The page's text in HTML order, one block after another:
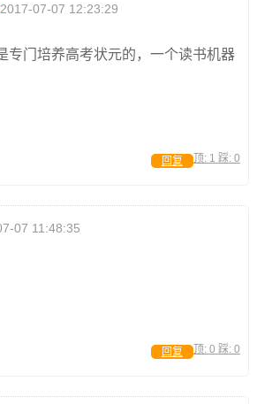
2017-07-07 12:23:29
专门培养高考状元的，一个读书机器
顶: 1 踩: 0
回复
07 11:48:35
顶: 0 踩: 0
回复